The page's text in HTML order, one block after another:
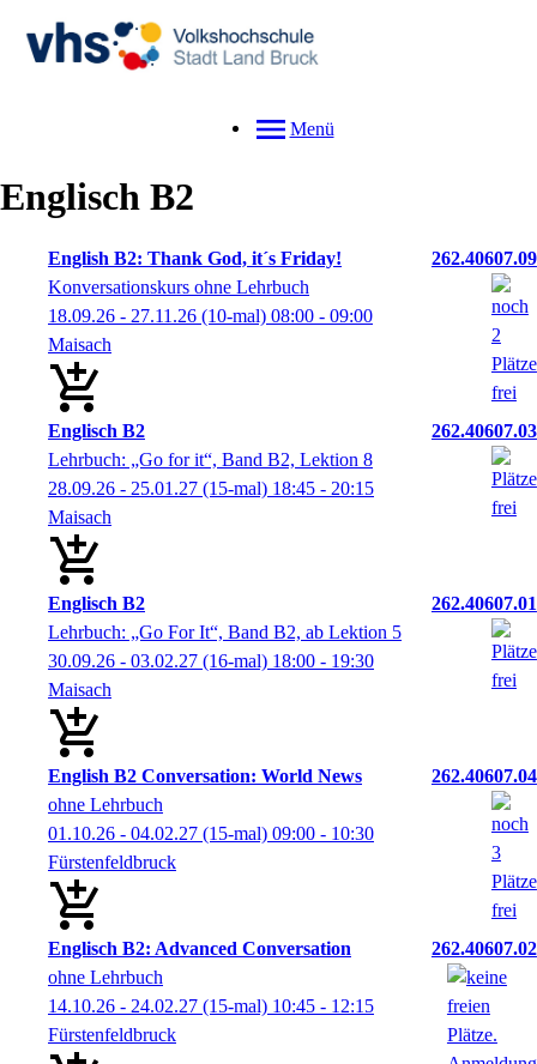
Menü
Englisch B2
English B2: Thank God, it´s Friday!
262.40607.09
Konversationskurs ohne Lehrbuch
18.09.26 - 27.11.26 (10-mal) 08:00 - 09:00
Maisach
Englisch B2
262.40607.03
Lehrbuch: „Go for it“, Band B2, Lektion 8
28.09.26 - 25.01.27 (15-mal) 18:45 - 20:15
Maisach
Englisch B2
262.40607.01
Lehrbuch: „Go For It“, Band B2, ab Lektion 5
30.09.26 - 03.02.27 (16-mal) 18:00 - 19:30
Maisach
English B2 Conversation: World News
262.40607.04
ohne Lehrbuch
01.10.26 - 04.02.27 (15-mal) 09:00 - 10:30
Fürstenfeldbruck
Englisch B2: Advanced Conversation
262.40607.02
ohne Lehrbuch
14.10.26 - 24.02.27 (15-mal) 10:45 - 12:15
Fürstenfeldbruck